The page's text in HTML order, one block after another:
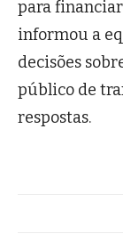
para
informou a
decisões
público de
respostas.